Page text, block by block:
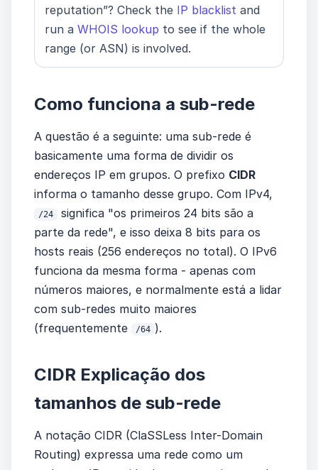
reputation”? Check the IP blacklist and
run a WHOIS lookup to see if the whole
range (or ASN) is involved.
Como funciona a sub-rede
A questão é a seguinte: uma sub-rede é
basicamente uma forma de dividir os
endereços IP em grupos. O prefixo CIDR
informa o tamanho desse grupo. Com IPv4,
/24
significa "os primeiros 24 bits são a
parte da rede", e isso deixa 8 bits para os
hosts reais (256 endereços no total). O IPv6
funciona da mesma forma - apenas com
números maiores, e normalmente está a lidar
com sub-redes muito maiores
(frequentemente
/64 ).
CIDR Explicação dos
tamanhos de sub-rede
A notação CIDR (ClaSSLess Inter-Domain
Routing) expressa uma rede como um